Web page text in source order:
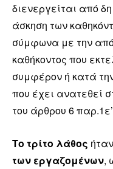
διενεργείται από
άσκηση των
σύμφωνα με την
καθήκοντος που
συμφέρον ή κατά
που έχει ανατεθεί
του άρθρου 6
Το τρίτο λάθος
των εργαζομένων,